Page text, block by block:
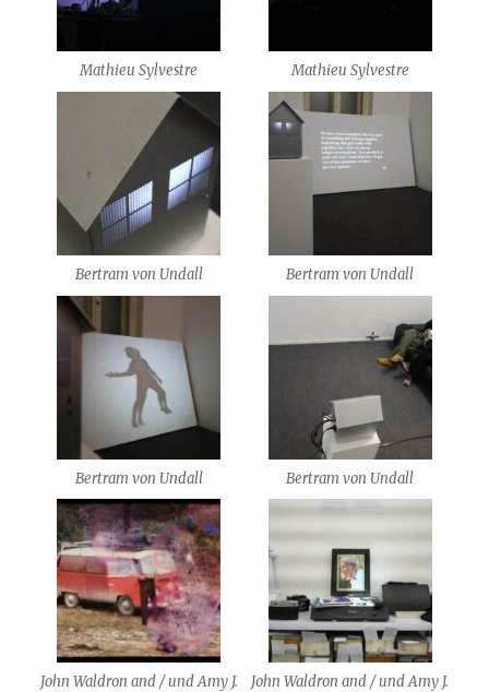
Mathieu Sylvestre Mathieu Sylvestre
Bertram von Undall Bertram von Undall
Bertram von Undall Bertram von Undall
John Waldron and / und Amy J.
John Waldron and / und Amy J.